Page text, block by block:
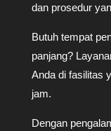
dan prosedur
Butuh tempat
panjang?
Anda di fasilitas
jam.
Dengan